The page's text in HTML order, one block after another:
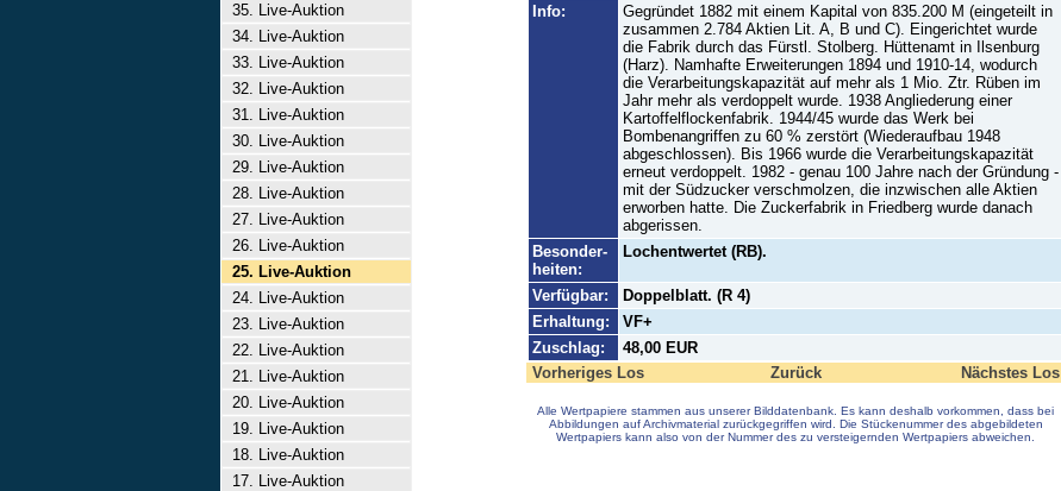
35. Live-Auktion
34. Live-Auktion
33. Live-Auktion
32. Live-Auktion
31. Live-Auktion
30. Live-Auktion
29. Live-Auktion
28. Live-Auktion
27. Live-Auktion
26. Live-Auktion
25. Live-Auktion
24. Live-Auktion
23. Live-Auktion
22. Live-Auktion
21. Live-Auktion
20. Live-Auktion
19. Live-Auktion
18. Live-Auktion
17. Live-Auktion
Info:
Gegründet 1882 mit einem Kapital von 835.200 M (eingeteilt in
zusammen 2.784 Aktien Lit. A, B und C). Eingerichtet wurde
die Fabrik durch das Fürstl. Stolberg. Hüttenamt in Ilsenburg
(Harz). Namhafte Erweiterungen 1894 und 1910-14, wodurch
die Verarbeitungskapazität auf mehr als 1 Mio. Ztr. Rüben im
Jahr mehr als verdoppelt wurde. 1938 Angliederung einer
Kartoffelflockenfabrik. 1944/45 wurde das Werk bei
Bombenangriffen zu 60 % zerstört (Wiederaufbau 1948
abgeschlossen). Bis 1966 wurde die Verarbeitungskapazität
erneut verdoppelt. 1982 - genau 100 Jahre nach der Gründung -
mit der Südzucker verschmolzen, die inzwischen alle Aktien
erworben hatte. Die Zuckerfabrik in Friedberg wurde danach
abgerissen.
Besonder-
heiten:
Lochentwertet (RB).
Verfügbar:
Doppelblatt. (R 4)
Erhaltung:
VF+
Zuschlag:
48,00 EUR
Vorheriges Los
Zurück Nächstes Los
Alle Wertpapiere stammen aus unserer Bilddatenbank. Es kann deshalb vorkommen, dass bei
Abbildungen auf Archivmaterial zurückgegriffen wird. Die Stückenummer des abgebildeten
Wertpapiers kann also von der Nummer des zu versteigernden Wertpapiers abweichen.